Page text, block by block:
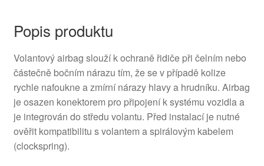
Popis produktu
Volantový airbag slouží k ochraně řidiče při čelním nebo
částečně bočním nárazu tím, že se v případě kolize
rychle nafoukne a zmírní nárazy hlavy a hrudníku. Airbag
je osazen konektorem pro připojení k systému vozidla a
je integrován do středu volantu. Před instalací je nutné
ověřit kompatibilitu s volantem a spirálovým kabelem
(clockspring).